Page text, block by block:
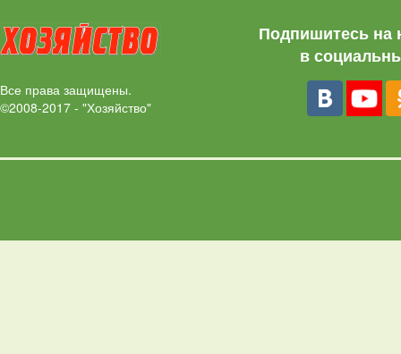
Все права защищены.
©2008-2017 - "Хозяйство"
Подпишитесь на
в